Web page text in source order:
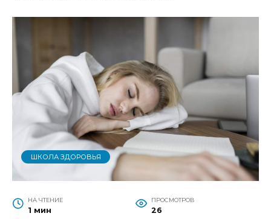
ШКОЛА ЗДОРОВЬЯ
НА ЧТЕНИЕ
1 мин
ПРОСМОТРОВ
26